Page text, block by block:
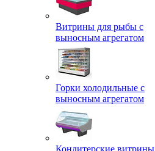
Витрины для рыбы с
выносным агрегатом
Горки холодильные с
выносным агрегатом
Кондитерские витрины